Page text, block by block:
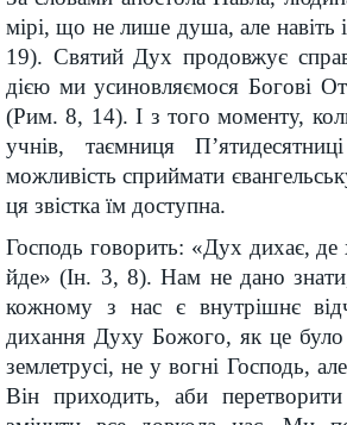
мірі, що не лише душа, але
19). Святий Дух продовжує
дією ми усиновляємося Богові
(Рим. 8, 14). І з того моменту,
учнів, таємниця
можливість сприймати
ця звістка їм доступна.
Господь говорить: «Дух дихає, де
йде» (Ін. 3, 8). Нам не дано
кожному з нас є внутрішнє
дихання Духу Божого, як це
землетрусі, не у вогні Господь,
Він приходить, аби